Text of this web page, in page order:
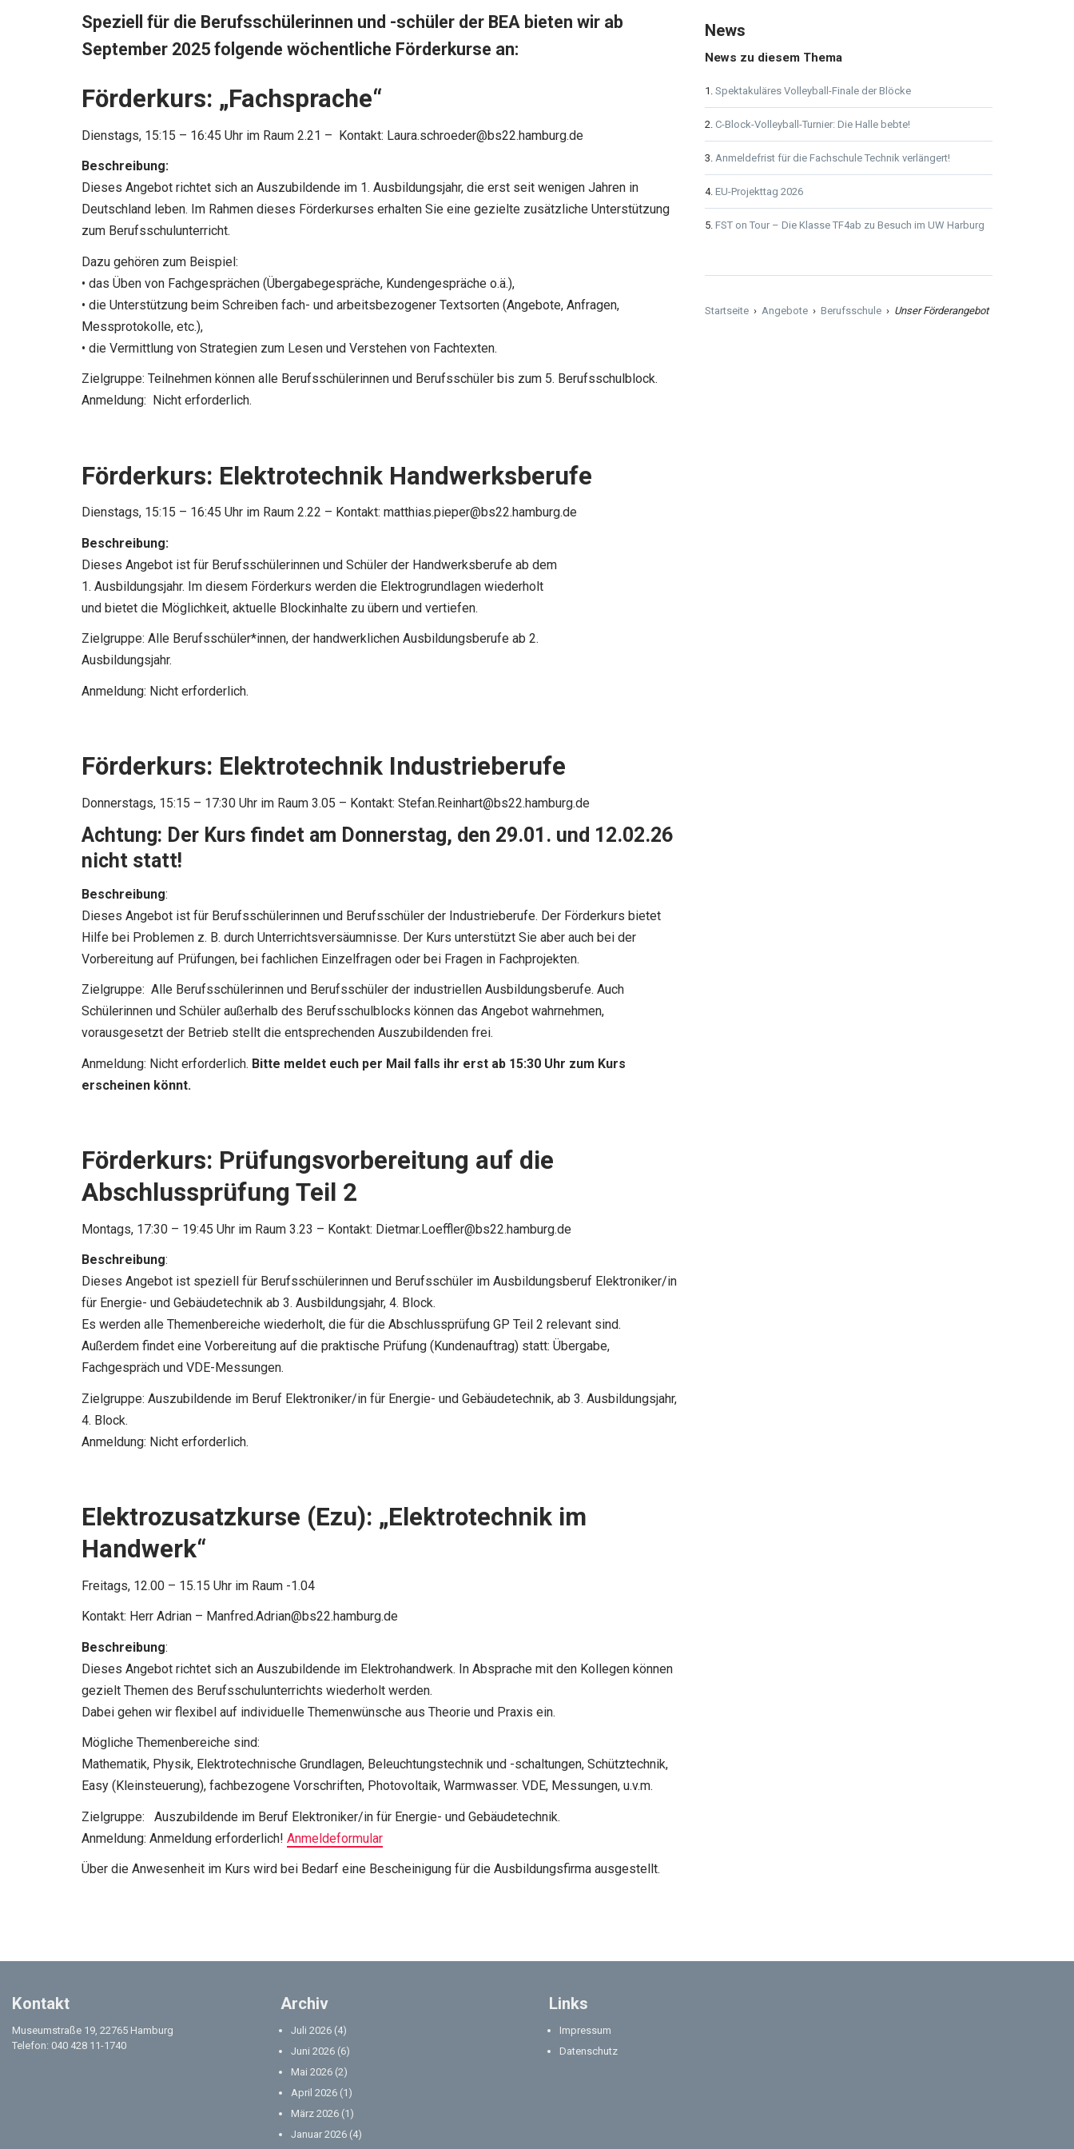
Speziell für die Berufsschülerinnen und -schüler der BEA bieten wir ab
September 2025 folgende wöchentliche Förderkurse an:
Förderkurs: „Fachsprache“
Dienstags, 15:15 – 16:45 Uhr im Raum 2.21 – Kontakt: Laura.schroeder@bs22.hamburg.de
Beschreibung:
Dieses Angebot richtet sich an Auszubildende im 1. Ausbildungsjahr, die erst seit wenigen Jahren in
Deutschland leben. Im Rahmen dieses Förderkurses erhalten Sie eine gezielte zusätzliche Unterstützung
zum Berufsschulunterricht.
Dazu gehören zum Beispiel:
• das Üben von Fachgesprächen (Übergabegespräche, Kundengespräche o.ä.),
• die Unterstützung beim Schreiben fach- und arbeitsbezogener Textsorten (Angebote, Anfragen,
Messprotokolle, etc.),
• die Vermittlung von Strategien zum Lesen und Verstehen von Fachtexten.
Zielgruppe: Teilnehmen können alle Berufsschülerinnen und Berufsschüler bis zum 5. Berufsschulblock.
Anmeldung: Nicht erforderlich.
Förderkurs: Elektrotechnik Handwerksberufe
Dienstags, 15:15 – 16:45 Uhr im Raum 2.22 – Kontakt: matthias.pieper@bs22.hamburg.de
Beschreibung:
Dieses Angebot ist für Berufsschülerinnen und Schüler der Handwerksberufe ab dem
1. Ausbildungsjahr. Im diesem Förderkurs werden die Elektrogrundlagen wiederholt
und bietet die Möglichkeit, aktuelle Blockinhalte zu übern und vertiefen.
Zielgruppe: Alle Berufsschüler*innen, der handwerklichen Ausbildungsberufe ab 2.
Ausbildungsjahr.
Anmeldung: Nicht erforderlich.
Förderkurs: Elektrotechnik Industrieberufe
Donnerstags, 15:15 – 17:30 Uhr im Raum 3.05 – Kontakt: Stefan.Reinhart@bs22.hamburg.de
Achtung: Der Kurs findet am Donnerstag, den 29.01. und 12.02.26
nicht statt!
Beschreibung:
Dieses Angebot ist für Berufsschülerinnen und Berufsschüler der Industrieberufe. Der Förderkurs bietet
Hilfe bei Problemen z. B. durch Unterrichtsversäumnisse. Der Kurs unterstützt Sie aber auch bei der
Vorbereitung auf Prüfungen, bei fachlichen Einzelfragen oder bei Fragen in Fachprojekten.
Zielgruppe: Alle Berufsschülerinnen und Berufsschüler der industriellen Ausbildungsberufe. Auch
Schülerinnen und Schüler außerhalb des Berufsschulblocks können das Angebot wahrnehmen,
vorausgesetzt der Betrieb stellt die entsprechenden Auszubildenden frei.
Anmeldung: Nicht erforderlich. Bitte meldet euch per Mail falls ihr erst ab 15:30 Uhr zum Kurs
erscheinen könnt.
Förderkurs: Prüfungsvorbereitung auf die
Abschlussprüfung Teil 2
Montags, 17:30 – 19:45 Uhr im Raum 3.23 – Kontakt: Dietmar.Loeffler@bs22.hamburg.de
Beschreibung:
Dieses Angebot ist speziell für Berufsschülerinnen und Berufsschüler im Ausbildungsberuf Elektroniker/in
für Energie- und Gebäudetechnik ab 3. Ausbildungsjahr, 4. Block.
Es werden alle Themenbereiche wiederholt, die für die Abschlussprüfung GP Teil 2 relevant sind.
Außerdem findet eine Vorbereitung auf die praktische Prüfung (Kundenauftrag) statt: Übergabe,
Fachgespräch und VDE-Messungen.
Zielgruppe: Auszubildende im Beruf Elektroniker/in für Energie- und Gebäudetechnik, ab 3. Ausbildungsjahr,
4. Block.
Anmeldung: Nicht erforderlich.
Elektrozusatzkurse (Ezu): „Elektrotechnik im
Handwerk“
Freitags, 12.00 – 15.15 Uhr im Raum -1.04
Kontakt: Herr Adrian – Manfred.Adrian@bs22.hamburg.de
Beschreibung:
Dieses Angebot richtet sich an Auszubildende im Elektrohandwerk. In Absprache mit den Kollegen können
gezielt Themen des Berufsschulunterrichts wiederholt werden.
Dabei gehen wir flexibel auf individuelle Themenwünsche aus Theorie und Praxis ein.
Mögliche Themenbereiche sind:
Mathematik, Physik, Elektrotechnische Grundlagen, Beleuchtungstechnik und -schaltungen, Schütztechnik,
Easy (Kleinsteuerung), fachbezogene Vorschriften, Photovoltaik, Warmwasser. VDE, Messungen, u.v.m.
Zielgruppe: Auszubildende im Beruf Elektroniker/in für Energie- und Gebäudetechnik.
Anmeldung: Anmeldung erforderlich! Anmeldeformular
Über die Anwesenheit im Kurs wird bei Bedarf eine Bescheinigung für die Ausbildungsfirma ausgestellt.
News
News zu diesem Thema
Spektakuläres Volleyball-Finale der Blöcke
C-Block-Volleyball-Turnier: Die Halle bebte!
Anmeldefrist für die Fachschule Technik verlängert!
EU-Projekttag 2026
FST on Tour – Die Klasse TF4ab zu Besuch im UW Harburg
Startseite › Angebote › Berufsschule › Unser Förderangebot
Kontakt
Museumstraße 19, 22765 Hamburg
Telefon: 040 428 11-1740
Archiv
Juli 2026 (4)
Juni 2026 (6)
Mai 2026 (2)
April 2026 (1)
März 2026 (1)
Januar 2026 (4)
Links
Impressum
Datenschutz